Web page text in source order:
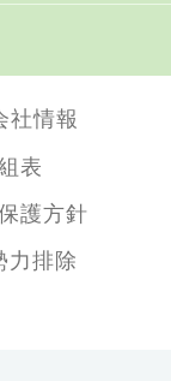
社情報
表
護方針
力排除